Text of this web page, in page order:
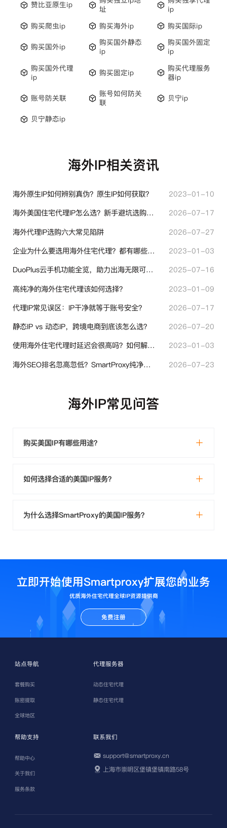
赞比亚原生ip
址
ip
购买爬虫ip
购买海外ip 购买国际ip
购买国外ip
购买国外静态
ip
购买国外固定
ip
购买国外代理
ip
购买固定ip
购买代理服务
器ip
账号防关联
账号如何防关
联
贝宁ip
贝宁静态ip
海外IP相关资讯
海外原生IP如何辨别真伪？原生IP如何获取？
2023-01-10
海外美国住宅代理IP怎么选？新手避坑选购指南
2026-07-17
海外代理IP选购六大常见陷阱
2026-07-27
企业为什么要选用海外住宅代理？都有哪些帮助？
2023-01-03
DuoPlus云手机功能全览，助力出海无限可能！
2025-07-16
高纯净的海外住宅代理该如何选择？
2023-01-09
代理IP常见误区：IP干净就等于账号安全？
2026-07-17
静态IP vs 动态IP，跨境电商到底该怎么选？
2026-07-20
使用海外住宅代理时延迟会很高吗？如何解决？
2023-01-03
海外SEO排名忽高忽低？SmartProxy纯净住宅IP助力站点权重稳定
2026-07-23
海外IP常见问答
购买美国IP有哪些用途？
如何选择合适的美国IP服务？
为什么选择SmartProxy的美国IP服务？
立即开始使用Smartproxy扩展您的业务
优质海外住宅代理全球IP资源提供商
免费注册
站点导航
套餐购买
账密提取
全球地区
代理服务器
动态住宅代理
静态住宅代理
帮助支持
帮助中心
关于我们
服务条款
联系我们
support@smartproxy.cn
上海市崇明区堡镇堡镇南路58号